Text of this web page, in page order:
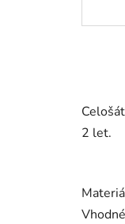
2 let.